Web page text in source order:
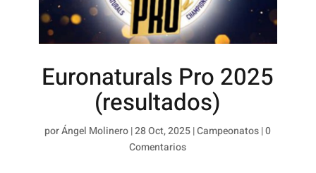
Euronaturals Pro 2025
(resultados)
porÁngel Molinero|28 Oct, 2025|Campeonatos|0
Comentarios